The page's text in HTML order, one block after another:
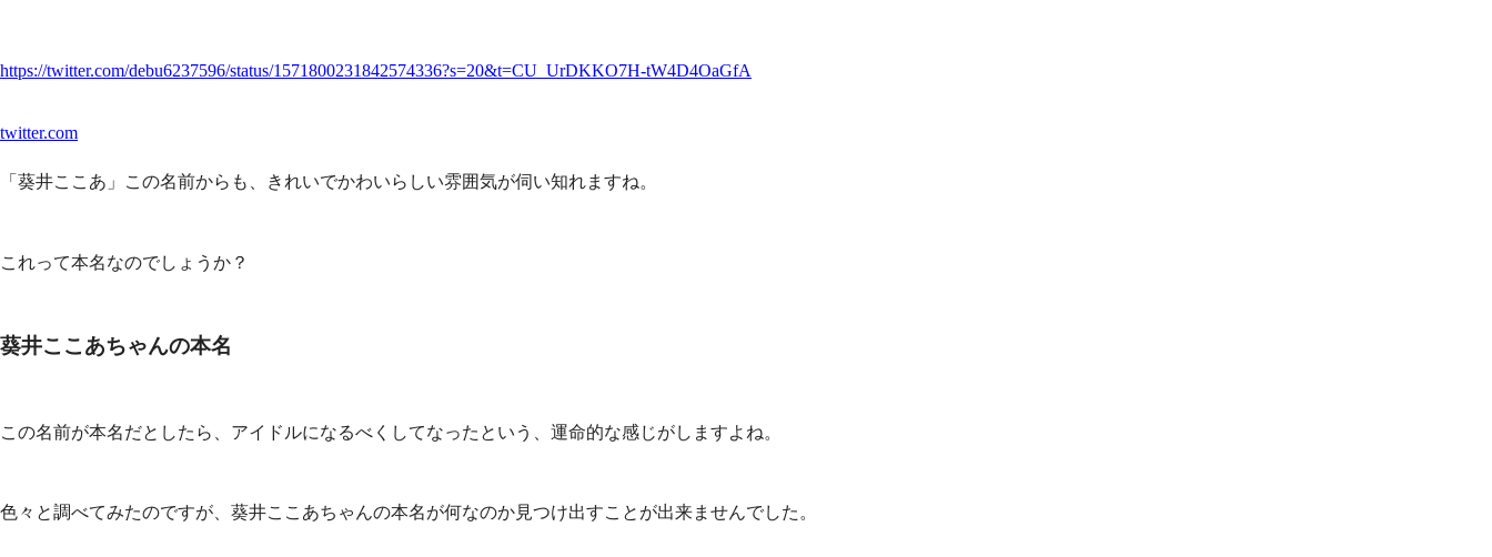
https://twitter.com/debu6237596/status/1571800231842574336?s=20&t=CU_UrDKKO7H-tW4D4OaGfA
twitter.com
「葵井ここあ」この名前からも、きれいでかわいらしい雰囲気が伺い知れますね。
これって本名なのでしょうか？
葵井ここあちゃんの本名
この名前が本名だとしたら、アイドルになるべくしてなったという、運命的な感じがしますよね。
色々と調べてみたのですが、葵井ここあちゃんの本名が何なのか見つけ出すことが出来ませんでした。